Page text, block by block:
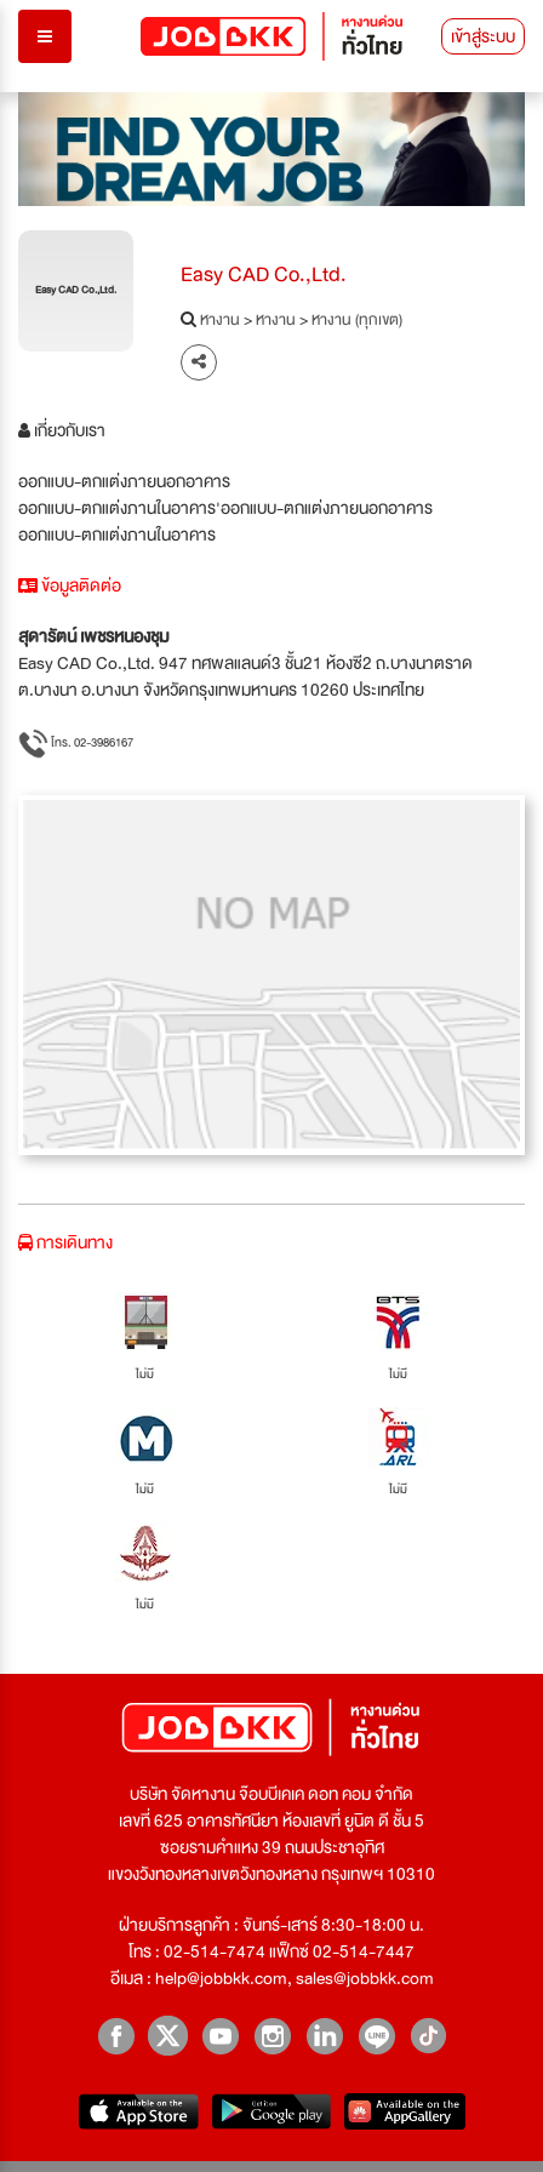
เข้าสู่ระบบ
Easy CAD Co.,Ltd. Easy CAD Co.,Ltd.
หางาน>หางาน>หางาน (ทุกเขต)
เกี่ยวกับเรา
ออกแบบ-ตกแต่งภายนอกอาคาร
ออกแบบ-ตกแต่งภานในอาคาร'ออกแบบ-ตกแต่งภายนอกอาคาร
ออกแบบ-ตกแต่งภานในอาคาร
ข้อมูลติดต่อ
สุดารัตน์ เพชรหนองชุม
Easy CAD Co.,Ltd. 947 ทศพลแลนด์3 ชั้น21 ห้องซี2 ถ.บางนาตราด
ต.บางนา อ.บางนา จังหวัดกรุงเทพมหานคร 10260 ประเทศไทย
โทร. 02-3986167
การเดินทาง
ไม่มี ไม่มี
ไม่มี ไม่มี
ไม่มี
บริษัท จัดหางาน จ๊อบบีเคเค ดอท คอม จำกัด
เลขที่ 625 อาคารทัศนียา ห้องเลขที่ ยูนิต ดี ชั้น 5
ซอยรามคำแหง 39 ถนนประชาอุทิศ
แขวงวังทองหลางเขตวังทองหลาง กรุงเทพฯ 10310
ฝ่ายบริการลูกค้า : จันทร์-เสาร์ 8:30-18:00 น.
โทร : 02-514-7474 แฟ็กซ์ 02-514-7447
อีเมล :help@jobbkk.com,sales@jobbkk.com